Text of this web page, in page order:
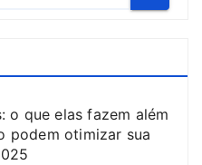
o que elas fazem além
podem otimizar sua